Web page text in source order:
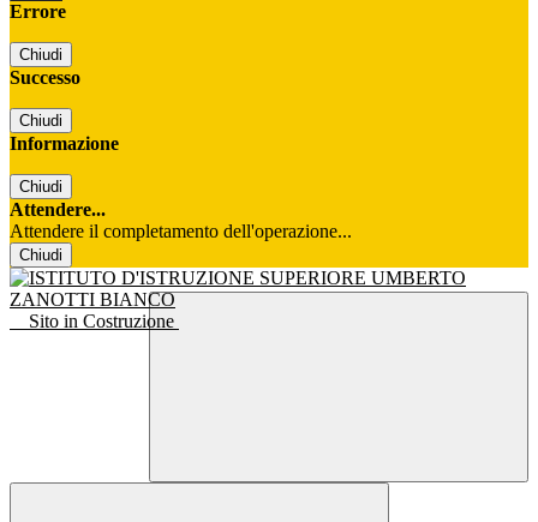
Errore
Chiudi
Successo
Chiudi
Informazione
Chiudi
Attendere...
Attendere il completamento dell'operazione...
Chiudi
Sito in Costruzione